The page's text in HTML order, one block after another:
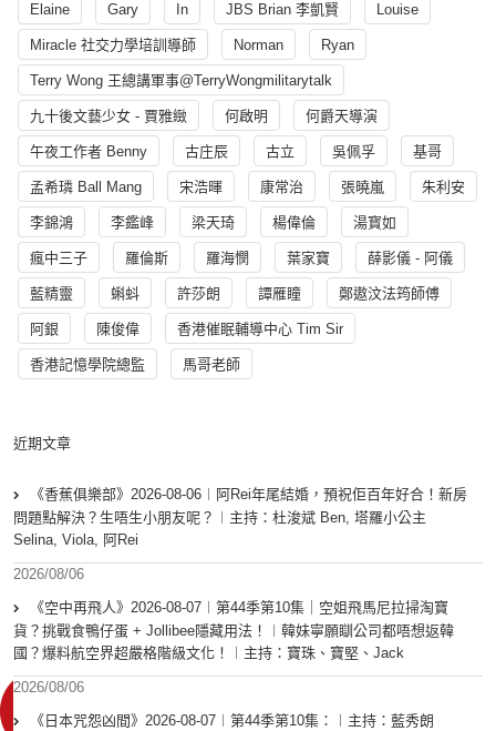
Elaine Gary In JBS Brian 李凱賢 Louise
Miracle 社交力學培訓導師 Norman Ryan
Terry Wong 王總講軍事@TerryWongmilitarytalk
九十後文藝少女 - 賈雅緻 何啟明 何爵天導演
午夜工作者 Benny 古庄辰 古立 吳佩孚 基哥
孟希璘 Ball Mang 宋浩暉 康常治 張曉嵐 朱利安
李錦鴻 李鑑峰 梁天琦 楊偉倫 湯寳如
瘋中三子 羅倫斯 羅海憫 葉家寶 薛影儀 - 阿儀
藍精靈 蝌蚪 許莎朗 譚雁瞳 鄭遨汶法筠師傅
阿銀 陳俊偉 香港催眠輔導中心 Tim Sir
香港記憶學院總監 馬哥老師
近期文章
《香蕉俱樂部》2026-08-06︱阿Rei年尾結婚，預祝佢百年好合！新房
問題點解決？生唔生小朋友呢？︱主持：杜浚斌 Ben, 塔羅小公主
Selina, Viola, 阿Rei
2026/08/06
《空中再飛人》2026-08-07︱第44季第10集｜空姐飛馬尼拉掃淘寶
貨？挑戰食鴨仔蛋 + Jollibee隱藏用法！︱韓妹寧願瞓公司都唔想返韓
國？爆料航空界超嚴格階級文化！︱主持：寶珠、寶堅、Jack
2026/08/06
《日本咒怨凶間》2026-08-07︱第44季第10集：︱主持：藍秀朗